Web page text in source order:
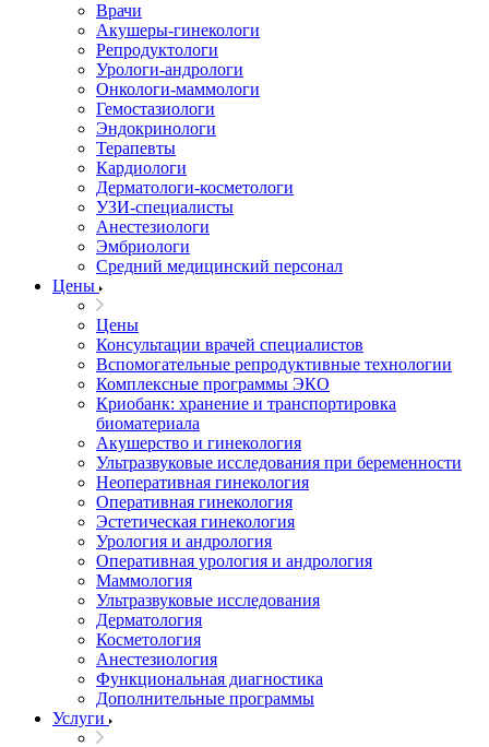
Врачи
Акушеры-гинекологи
Репродуктологи
Урологи-андрологи
Онкологи-маммологи
Гемостазиологи
Эндокринологи
Терапевты
Кардиологи
Дерматологи-косметологи
УЗИ-специалисты
Анестезиологи
Эмбриологи
Средний медицинский персонал
Цены
Цены
Консультации врачей специалистов
Вспомогательные репродуктивные технологии
Комплексные программы ЭКО
Криобанк: хранение и транспортировка
биоматериала
Акушерство и гинекология
Ультразвуковые исследования при беременности
Неоперативная гинекология
Оперативная гинекология
Эстетическая гинекология
Урология и андрология
Оперативная урология и андрология
Маммология
Ультразвуковые исследования
Дерматология
Косметология
Анестезиология
Функциональная диагностика
Дополнительные программы
Услуги